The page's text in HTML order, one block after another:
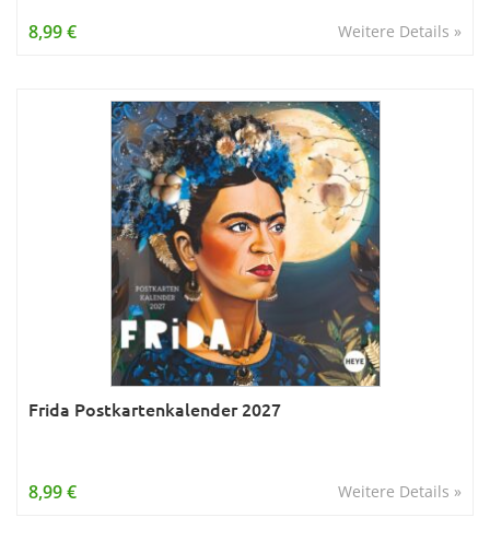
Young Adult
Weitere Details »
8,99 €
Frida Postkartenkalender 2027
Weitere Details »
8,99 €